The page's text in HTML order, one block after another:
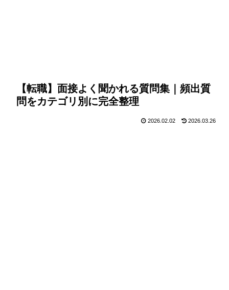
【転職】面接よく聞かれる質問集｜頻出質
問をカテゴリ別に完全整理
2026.02.02 2026.03.26